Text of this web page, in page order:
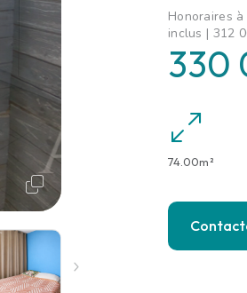
Honoraires
inclus | 312
330
74.00m²